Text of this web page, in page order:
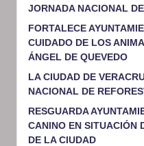
JORNADA NACIONAL
FORTALECE
CUIDADO DE LOS
ÁNGEL DE QUEVEDO
LA CIUDAD DE
NACIONAL DE
RESGUARDA
CANINO EN SITUACIÓN
DE LA CIUDAD